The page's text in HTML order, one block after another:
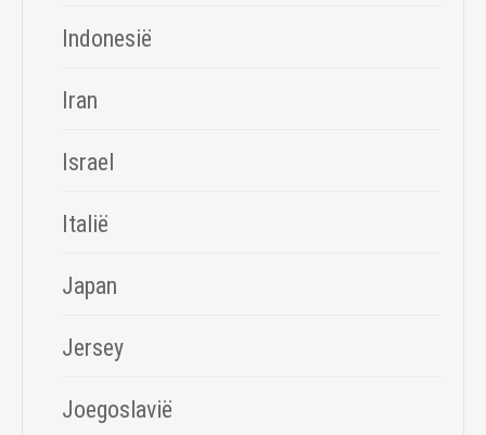
Indonesië
Iran
Israel
Italië
Japan
Jersey
Joegoslavië